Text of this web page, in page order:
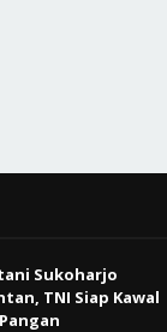
Sukoharjo
TNI Siap Kawal